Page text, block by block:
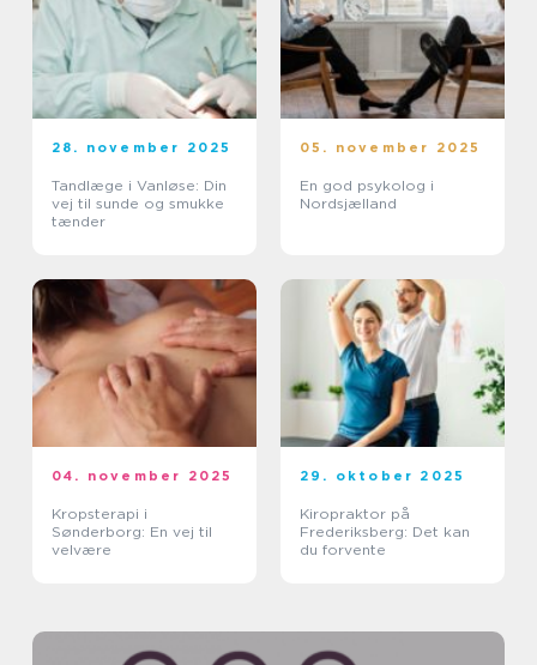
28. november 2025
Tandlæge i Vanløse: Din
vej til sunde og smukke
tænder
05. november 2025
En god psykolog i
Nordsjælland
04. november 2025
Kropsterapi i
Sønderborg: En vej til
velvære
29. oktober 2025
Kiropraktor på
Frederiksberg: Det kan
du forvente